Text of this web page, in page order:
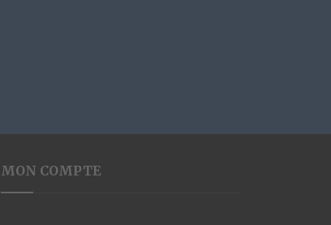
MON COMPTE